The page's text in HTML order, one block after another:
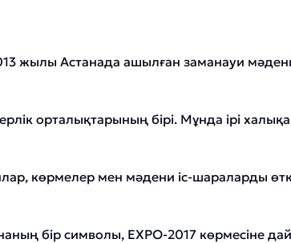
жылы Астанада ашылған заманауи
орталықтарының бірі. Мұнда ірі
көрмелер мен мәдени іс-шараларды
бір символы, EXPO-2017 көрмесіне